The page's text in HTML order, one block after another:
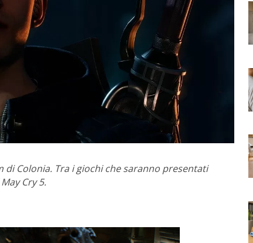
Colonia. Tra i giochi che saranno presentati
Cry 5.